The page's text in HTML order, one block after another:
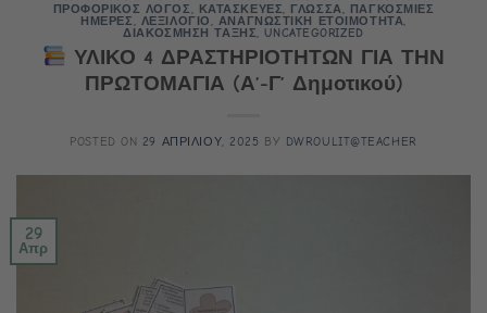
ΠΡΟΦΟΡΙΚΟΣ ΛΟΓΟΣ, ΚΑΤΑΣΚΕΥΕΣ, ΓΛΩΣΣΑ, ΠΑΓΚΟΣΜΙΕΣ
ΗΜΕΡΕΣ, ΛΕΞΙΛΟΓΙΟ, ΑΝΑΓΝΩΣΤΙΚΗ ΕΤΟΙΜΟΤΗΤΑ,
ΔΙΑΚΟΣΜΗΣΗ ΤΑΞΗΣ,UNCATEGORIZED
ΥΛΙΚΟ 4 ΔΡΑΣΤΗΡΙΟΤΗΤΩΝ ΓΙΑ ΤΗΝ
ΠΡΩΤΟΜΑΓΙΑ (Α’-Γ’ Δημοτικού)
POSTED ON 29 ΑΠΡΙΛΙΟΥ, 2025 BY DWROULIT@TEACHER
29
Απρ